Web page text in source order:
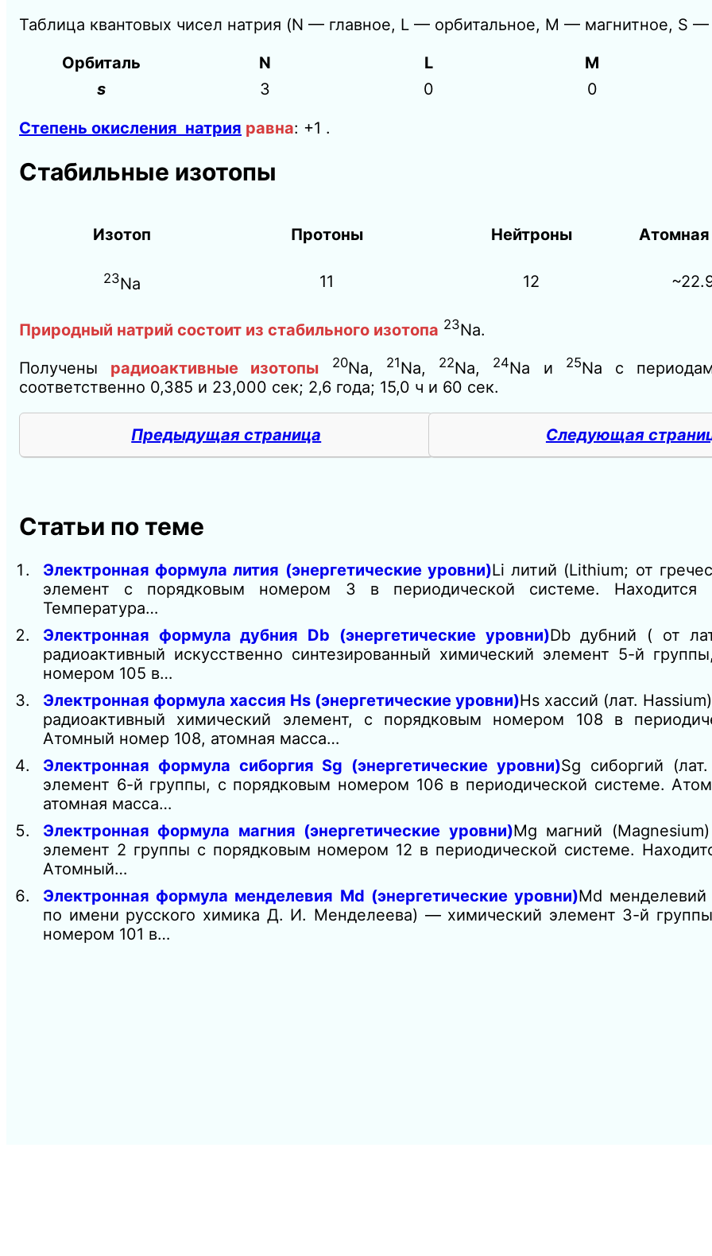
Таблица квантовых чисел натрия (N — главное, L — орбитальное, M — магнитное, S
Орбиталь
N L
M
s
3 0 0
Степень окисления натрия равна: +1 .
Стабильные изотопы
Изотоп Протоны Нейтроны Атомная
23Na 11 12
Природный натрий состоит из стабильного изотопа 23Na.
Получены радиоактивные изотопы 20Na, 21Na, 22Na, 24Na и 25Na с
соответственно 0,385 и 23,000 сек; 2,6 года; 15,0 ч и 60 сек.
Предыдущая страница Следующая
Статьи по теме
Электронная формула лития (энергетические уровни)Li литий (Lithium; от
элемент с порядковым номером 3 в периодической системе.
Температура…
Электронная формула дубния Db (энергетические уровни)Db дубний ( от
радиоактивный искусственно синтезированный химический элемент 5-й
номером 105 в…
Электронная формула хассия Hs (энергетические уровни)Hs хассий (лат.
радиоактивный химический элемент, с порядковым номером 108 в
Атомный номер 108, атомная масса…
Электронная формула сиборгия Sg (энергетические уровни)Sg сиборгий
элемент 6-й группы, с порядковым номером 106 в периодической системе.
атомная масса…
Электронная формула магния (энергетические уровни)Mg магний
элемент 2 группы с порядковым номером 12 в периодической системе.
Атомный…
Электронная формула менделевия Md (энергетические уровни)Md
по имени русского химика Д. И. Менделеева) — химический элемент 3-й
номером 101 в…